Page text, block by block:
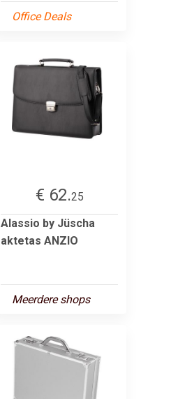
Office Deals
€ 62.25
Alassio by Jüscha
aktetas ANZIO
Meerdere shops